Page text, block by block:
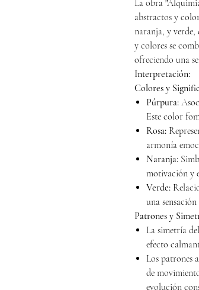
La obra
abstractos y
naranja, y verde,
y colores se
ofreciendo una
Interpretación:
Colores y
Púrpura:
Este color
Rosa:
armonía
Naranja:
motivación y
Verde:
una
Patrones y
La simetría
efecto
Los patrones
de
evolución